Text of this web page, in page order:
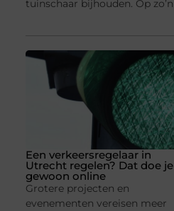
tuinschaar bijhouden. Op zo’n
Een verkeersregelaar in
Utrecht regelen? Dat doe je
gewoon online
Grotere projecten en
evenementen vereisen meer